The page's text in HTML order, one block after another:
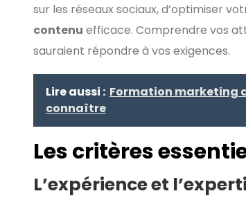
sur les réseaux sociaux, d’optimiser
contenu efficace. Comprendre vos
sauraient répondre à vos exigences.
Lire aussi : Formation marketing
connaître
Les critères
L’expérience et